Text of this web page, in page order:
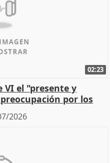
02:23
VI el "presente y
por los
2026